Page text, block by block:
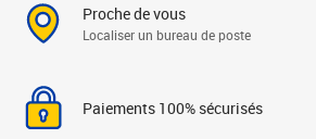
Proche de vous
Localiser un bureau de poste
Paiements 100% sécurisés